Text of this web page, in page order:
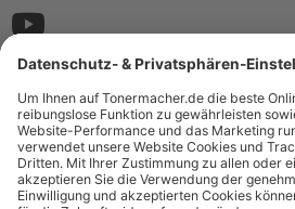
¹ Nur gültig für den Versand innerhalb
von mindestens 35€ (inkl. Mwst.) an Ampertec
Versand für Sie kostenfrei.